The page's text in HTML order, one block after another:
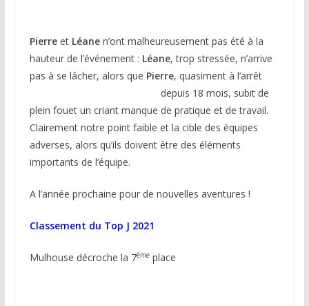
Pierreet Léanen’ont malheureusement pas été à la
hauteur de l’événement : Léane, trop stressée, n’arrive
pas à se lâcher, alors que Pierre, quasiment à l’arrêt
depuis 18 mois, subit de
plein fouet un criant manque de pratique et de travail.
Clairement notre point faible et la cible des équipes
adverses, alors qu’ils doivent être des éléments
importants de l’équipe.
A l’année prochaine pour de nouvelles aventures !
Classement du Top J 2021
Mulhouse décroche la 7èmeplace